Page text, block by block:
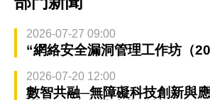
2026-07-27 09:00
“網絡安全漏洞管理工作坊（
2026-07-20 12:00
數智共融─無障礙科技創新與